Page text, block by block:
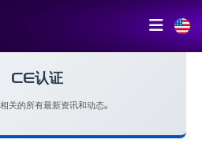
CE认证
关的所有最新资讯和动态。